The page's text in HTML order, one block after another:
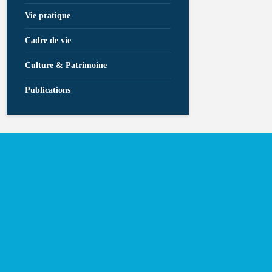
Vie pratique
Cadre de vie
Culture & Patrimoine
Publications